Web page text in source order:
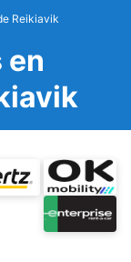
Reikiavik
en